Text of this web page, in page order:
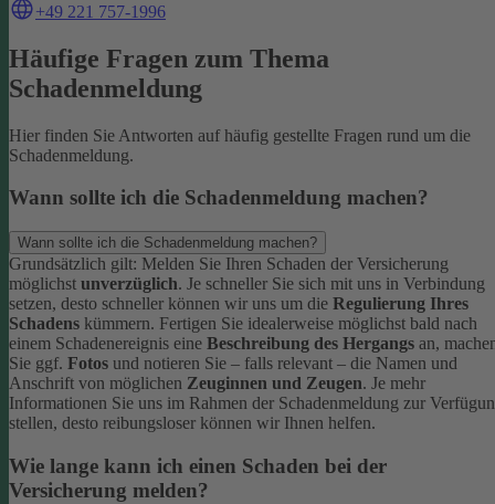
+49 221 757-1996
Häufige Fragen zum Thema
Schadenmeldung
Hier finden Sie Antworten auf häufig gestellte Fragen rund um die
Schadenmeldung.
Wann sollte ich die Schadenmeldung machen?
Wann sollte ich die Schadenmeldung machen?
Grundsätzlich gilt: Melden Sie Ihren Schaden der Versicherung
möglichst unverzüglich. Je schneller Sie sich mit uns in Verbindung
setzen, desto schneller können wir uns um die Regulierung Ihres
Schadens kümmern. Fertigen Sie idealerweise möglichst bald nach
einem Schadenereignis eine Beschreibung des Hergangs an,
Sie ggf. Fotos und notieren Sie – falls relevant – die Namen und
Anschrift von möglichen Zeuginnen und Zeugen. Je mehr
Informationen Sie uns im Rahmen der Schadenmeldung zur
stellen, desto reibungsloser können wir Ihnen helfen.
Wie lange kann ich einen Schaden bei der
Versicherung melden?